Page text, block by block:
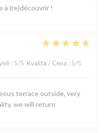
à (re)découvrir !
: 5/5 Kvalita / Cena : 5/5
terrace outside, very
we will return